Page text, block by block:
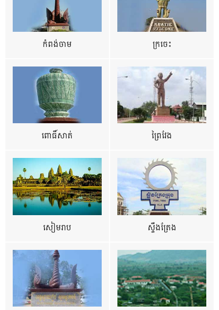
កំពង់ចាម ក្រចេះ
ពោធិ៍សាត់ ព្រៃវែង
សៀមរាប ស្ទឹងត្រែង